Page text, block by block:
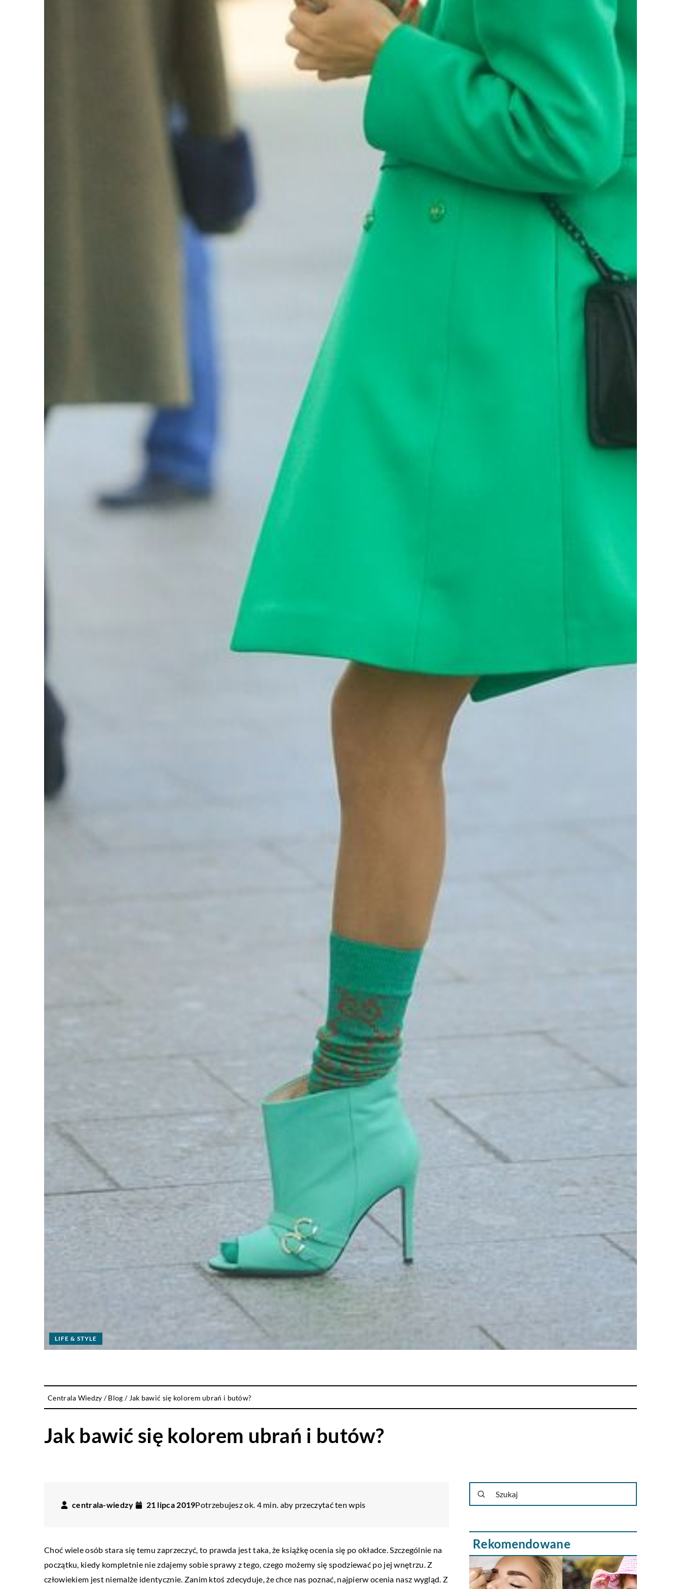
LIFE & STYLE
Centrala Wiedzy /Blog / Jak bawić się kolorem ubrań i butów?
Jak bawić się kolorem ubrań i butów?
centrala-wiedzy 21 lipca 2019Potrzebujesz ok. 4 min. aby przeczytać ten wpis
Choć wiele osób stara się temu zaprzeczyć, to prawda jest taka, że książkę ocenia się po okładce. Szczególnie na
początku, kiedy kompletnie nie zdajemy sobie sprawy z tego, czego możemy się spodziewać po jej wnętrzu. Z
człowiekiem jest niemalże identycznie. Zanim ktoś zdecyduje, że chce nas poznać, najpierw ocenia nasz wygląd. Z
Rekomendowane